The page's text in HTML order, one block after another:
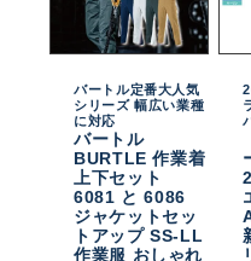
バートル定番大人気
シリーズ 幅広い業種
に対応
バートル
BURTLE 作業着
上下セット
6081 と 6086
ジャケットセッ
トアップ SS-LL
作業服 おしゃれ
お買い物やお問い合わせ相
ております。
ご質問内
👕 おすすめ